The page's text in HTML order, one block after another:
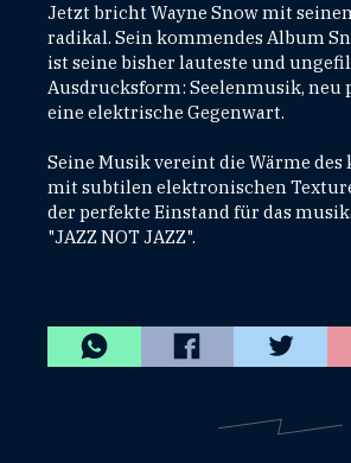
Jetzt bricht Wayne Snow mit
radikal. Sein kommendes Album
ist seine bisher lauteste und
Ausdrucksform: Seelenmusik,
eine elektrische Gegenwart.
Seine Musik vereint die Wärme des
mit subtilen elektronischen
der perfekte Einstand für das
"JAZZ NOT JAZZ".